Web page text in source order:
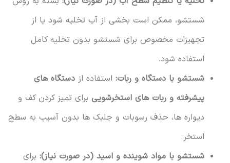
شستشو، ممکن است بخشی از آب تخلیه شود یا از
تجهیزات مخصوص برای شستشو بدون تخلیه کامل
استفاده شود.
شستشو با دستگاه و ربات:استفاده از دستگاه های
پیشرفته و ربات های استخرشوییبرای تمیز کردن کف و
دیواره ها، حذف رسوبات و جلبک ها بدون آسیب به سطح
استخر.
شستشو با مواد شوینده و اسید (در صورت نیاز):برای